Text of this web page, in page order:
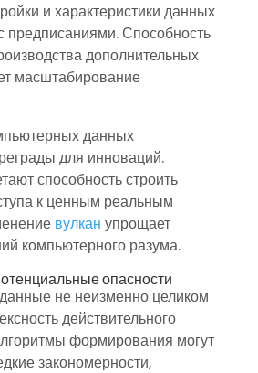
и характеристики данных
предписаниями. Способность
дополнительных
масштабирование
данных
для инноваций.
способность строить
к ценным реальным
вулкан упрощает
компьютерного разума.
опасности
не неизменно целиком
действительного
формирования могут
закономерности,